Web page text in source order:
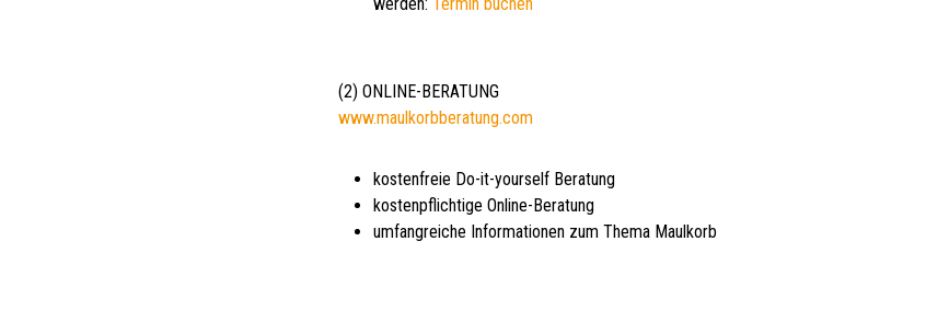
(2) ONLINE-BERATUNG
www.maulkorbberatung.com
kostenfreie Do-it-yourself Beratung
kostenpflichtige Online-Beratung
umfangreiche Informationen zum Thema Maulkorb